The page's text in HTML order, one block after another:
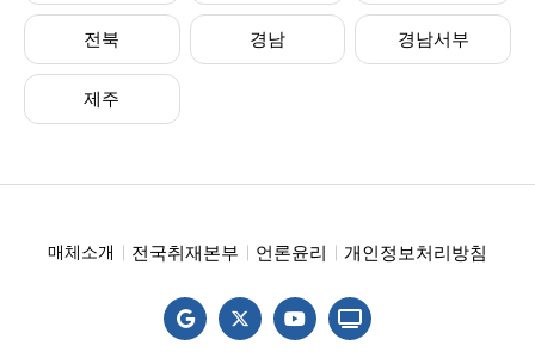
전북 경남 경남서부
제주
매체소개 전국취재본부 언론윤리 개인정보처리방침